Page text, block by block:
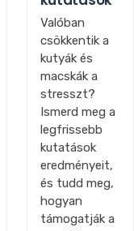
Valóban
csökkentik a
kutyák és
macskák a
stresszt?
Ismerd meg a
legfrissebb
kutatások
eredményeit,
és tudd meg,
hogyan
támogatják a